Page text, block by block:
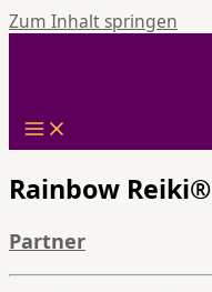
Zum Inhalt springen
Rainbow Reiki®
Partner